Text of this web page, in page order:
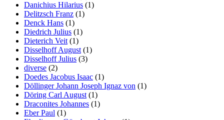
Danichius Hilarius (1)
Delitzsch Franz (1)
Denck Hans (1)
Diedrich Julius (1)
Dieterich Veit (1)
Disselhoff August (1)
Disselhoff Julius (3)
diverse (2)
Doedes Jacobus Isaac (1)
Döllinger Johann Joseph Ignaz von (1)
Döring Carl August (1)
Draconites Johannes (1)
Eber Paul (1)